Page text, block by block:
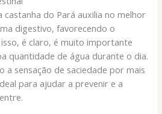
castanha do Pará auxilia no melhor
digestivo, favorecendo o
é claro, é muito importante
quantidade de água durante o dia.
a sensação de saciedade por mais
para ajudar a prevenir e a